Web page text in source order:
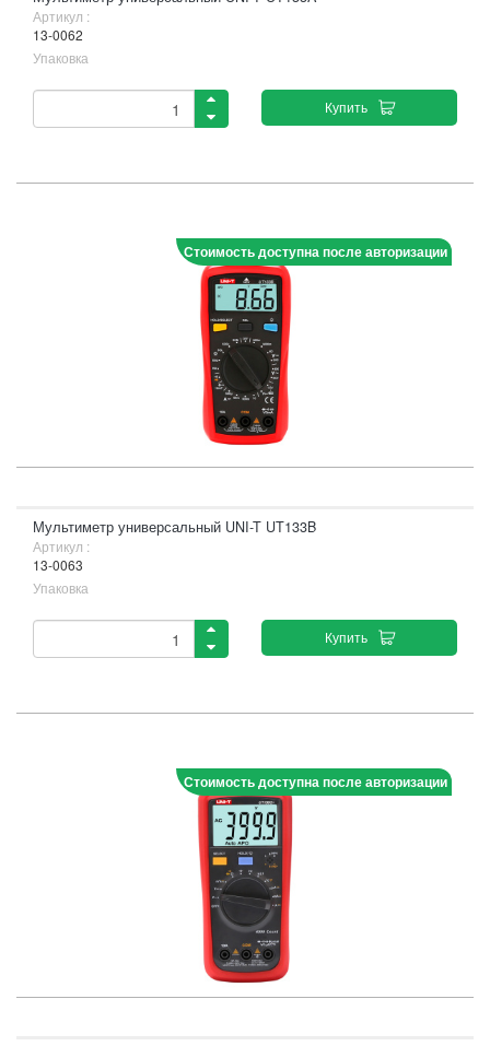
Артикул :
13-0062
Упаковка
Купить
Стоимость доступна после авторизации
Мультиметр универсальный UNI-T UT133B
Артикул :
13-0063
Упаковка
Купить
Стоимость доступна после авторизации